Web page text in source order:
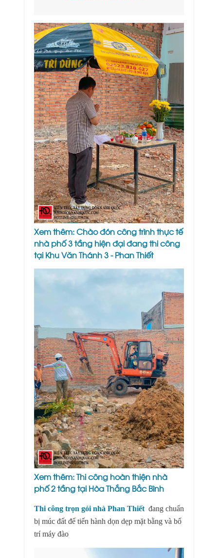
Xem thêm:Chào đón công trình thực tế
nhà phố 3 tầng hiện đại đang thi công
tại Khu Văn Thánh 3 - Phan Thiết
Xem thêm:Thi công hoàn thiện nhà
phố 2 tầng tại Hòa Thắng Bắc Bình
Thi công trọn gói nhà Phan Thiết đang chuẩn
bị múc đất để tiến hành dọn dẹp mặt bằng và bố
trí máy đào